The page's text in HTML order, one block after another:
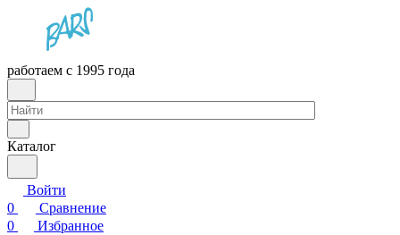
работаем с 1995 года
Каталог
Войти
0
Сравнение
0
Избранное